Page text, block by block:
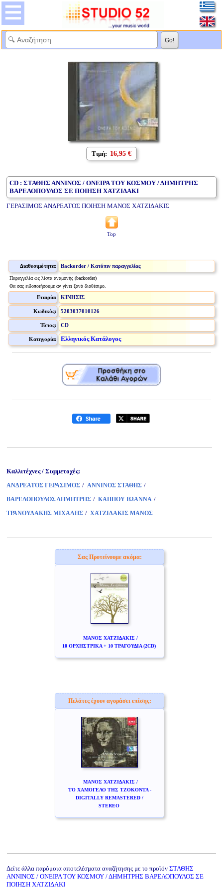
Τιμή: 16,95 €
CD : ΣΤΑΘΗΣ ΑΝΝΙΝΟΣ / ΟΝΕΙΡΑ ΤΟΥ ΚΟΣΜΟΥ / ΔΗΜΗΤΡΗΣ
ΒΑΡΕΛΟΠΟΥΛΟΣ ΣΕ ΠΟΙΗΣΗ ΧΑΤΖΙΔΑΚΙ
ΓΕΡΑΣΙΜΟΣ ΑΝΔΡΕΑΤΟΣ ΠΟΙΗΣΗ ΜΑΝΟΣ ΧΑΤΖΙΔΑΚΙΣ
Top
Διαθεσιμότητα: Backorder / Κατόπιν παραγγελίας
Παραγγελία ως λίστα αναμονής (backorder)
Θα σας ειδοποιήσουμε αν γίνει ξανά διαθέσιμο.
Εταιρία: ΚΙΝΗΣΙΣ
Κωδικός: 5203037010126
Τύπος: CD
Κατηγορία: Ελληνικός Κατάλογος
Καλλιτέχνες / Συμμετοχές:
ΑΝΔΡΕΑΤΟΣ ΓΕΡΑΣΙΜΟΣ / ΑΝΝΙΝΟΣ ΣΤΑΘΗΣ /
ΒΑΡΕΛΟΠΟΥΛΟΣ ΔΗΜΗΤΡΗΣ / ΚΑΠΠΟΥ ΙΩΑΝΝΑ /
ΤΡΑΝΟΥΔΑΚΗΣ ΜΙΧΑΛΗΣ / ΧΑΤΖΙΔΑΚΙΣ ΜΑΝΟΣ
Σας Προτείνουμε ακόμα:
ΜΑΝΟΣ ΧΑΤΖΙΔΑΚΙΣ /
10 ΟΡΧΗΣΤΡΙΚΑ + 10 ΤΡΑΓΟΥΔΙΑ (2CD)
Πελάτες έχουν αγοράσει επίσης:
ΜΑΝΟΣ ΧΑΤΖΙΔΑΚΙΣ /
ΤΟ ΧΑΜΟΓΕΛΟ ΤΗΣ ΤΖΟΚΟΝΤΑ -
DIGITALLY REMASTERED /
STEREO
Δείτε άλλα παρόμοια αποτελέσματα αναζήτησης με το προϊόν ΣΤΑΘΗΣ
ΑΝΝΙΝΟΣ / ΟΝΕΙΡΑ ΤΟΥ ΚΟΣΜΟΥ / ΔΗΜΗΤΡΗΣ ΒΑΡΕΛΟΠΟΥΛΟΣ ΣΕ
ΠΟΙΗΣΗ ΧΑΤΖΙΔΑΚΙ